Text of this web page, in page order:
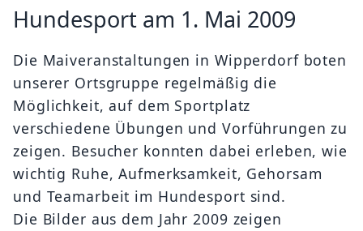
Hundesport am 1. Mai 2009
Die Maiveranstaltungen in Wipperdorf boten
unserer Ortsgruppe regelmäßig die
Möglichkeit, auf dem Sportplatz
verschiedene Übungen und Vorführungen zu
zeigen. Besucher konnten dabei erleben, wie
wichtig Ruhe, Aufmerksamkeit, Gehorsam
und Teamarbeit im Hundesport sind.
Die Bilder aus dem Jahr 2009 zeigen